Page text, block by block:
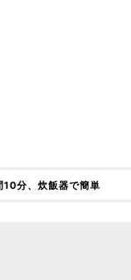
10分、炊飯器で簡単